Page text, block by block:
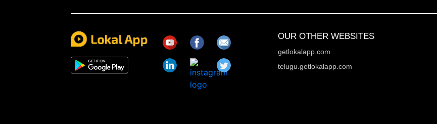
OUR OTHER WEBSITES
getlokalapp.com
telugu.getlokalapp.com